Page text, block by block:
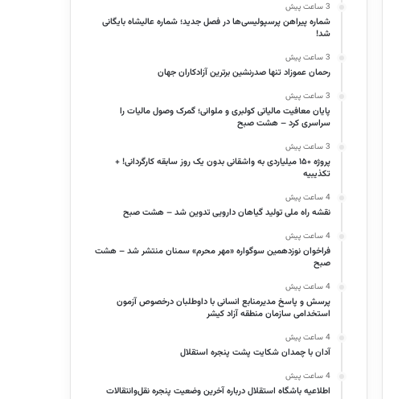
3 ساعت پیش
شماره پیراهن پرسپولیسی‌ها در فصل جدید؛ شماره عالیشاه بایگانی
شد!
3 ساعت پیش
رحمان عموزاد تنها صدرنشین برترین آزادکاران جهان
3 ساعت پیش
پایان معافیت مالیاتی کولبری و ملوانی؛ گمرک وصول مالیات را
سراسری کرد – هشت صبح
3 ساعت پیش
پروژه ۱۵۰ میلیاردی به واشقانی بدون یک روز سابقه کارگردانی! +
تکذیبیه
4 ساعت پیش
نقشه راه ملی تولید گیاهان دارویی تدوین شد – هشت صبح
4 ساعت پیش
فراخوان نوزدهمین سوگواره «مهر محرم» سمنان منتشر شد – هشت
صبح
4 ساعت پیش
پرسش و پاسخ مدیرمنابع انسانی با داوطلبان درخصوص آزمون
استخدامی سازمان منطقه آزاد کیشر
4 ساعت پیش
آدان با چمدان شکایت پشت پنجره استقلال
4 ساعت پیش
اطلاعیه باشگاه استقلال درباره آخرین وضعیت پنجره نقل‌وانتقالات